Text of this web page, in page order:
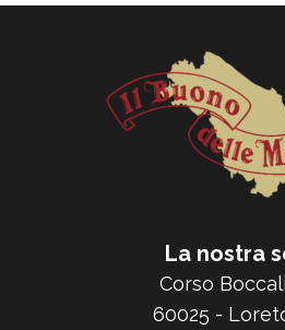
La nostra
Corso
60025 -